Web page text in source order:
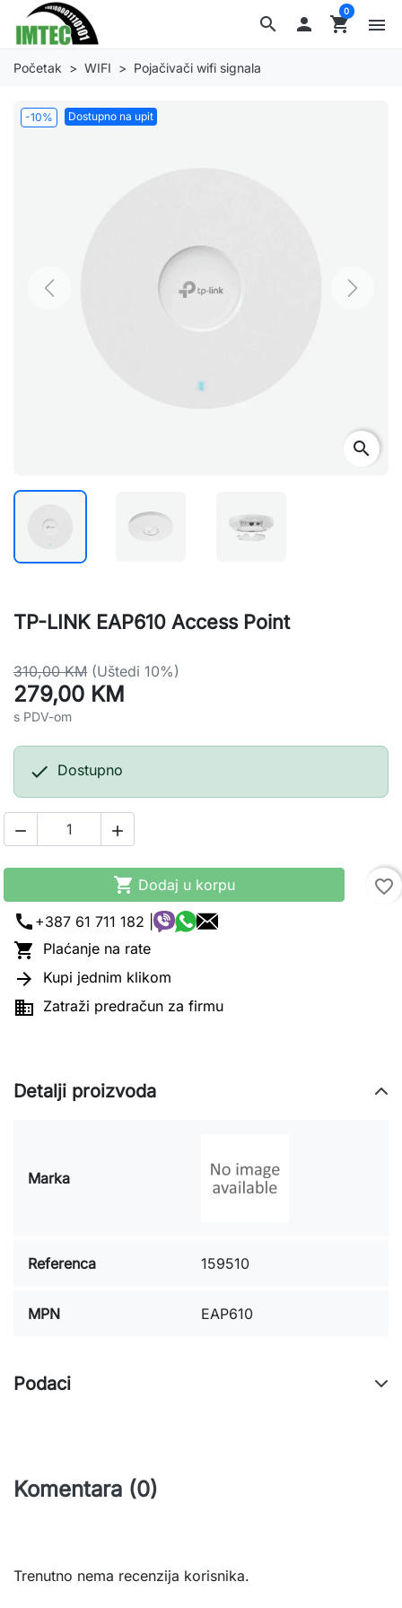
search  shopping_cart
0
menu
Početak WIFI Pojačivači wifi signala
-10% Dostupno na upit
Previous Next
search
TP-LINK EAP610 Access Point
310,00 KM (Uštedi 10%)
279,00 KM
s PDV-om
 Dostupno
 
 Dodaj u korpu
favorite_border
call +387 61 711 182 |
 Plaćanje na rate
 Kupi jednim klikom
 Zatraži predračun za firmu
Detalji proizvoda
Marka
Referenca 159510
MPN EAP610
Podaci
Komentara (0)
Trenutno nema recenzija korisnika.